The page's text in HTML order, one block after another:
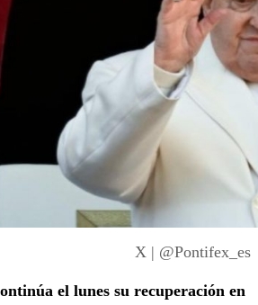
X | @Pontifex_es
el lunes su recuperación en